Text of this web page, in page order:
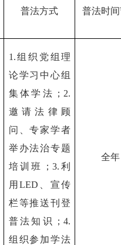
普法方式 普法时
1.组织党组理
论学习中心组
集体学法；2.
邀请法律顾
问、专家学者
举办法治专题
培训班；3.利
用LED、宣传
栏等推送刊登
普法知识；4.
组织参加学法
全年